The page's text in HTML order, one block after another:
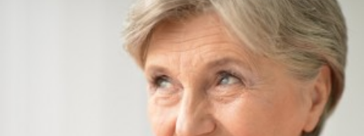
uvedených v technickém průkazu vozidla. Náhrada za
opotřebení vozidla je stanovena vyhláškou. Více
o výpočtu cestovních náhrad na webu Peníze.cz – zde.